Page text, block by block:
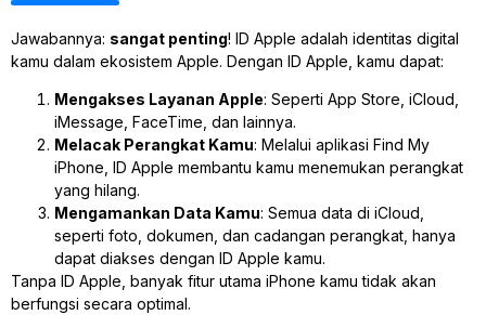
Jawabannya: sangat penting! ID Apple adalah identitas digital
kamu dalam ekosistem Apple. Dengan ID Apple, kamu dapat:
Mengakses Layanan Apple: Seperti App Store, iCloud,
iMessage, FaceTime, dan lainnya.
Melacak Perangkat Kamu: Melalui aplikasi Find My
iPhone, ID Apple membantu kamu menemukan perangkat
yang hilang.
Mengamankan Data Kamu: Semua data di iCloud,
seperti foto, dokumen, dan cadangan perangkat, hanya
dapat diakses dengan ID Apple kamu.
Tanpa ID Apple, banyak fitur utama iPhone kamu tidak akan
berfungsi secara optimal.